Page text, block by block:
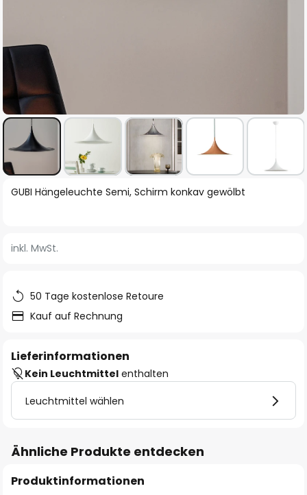
Zum
springen
GUBI Hängeleuchte Semi, Schirm konkav gewölbt
inkl. MwSt.
50 Tage kostenlose Retoure
Kauf auf Rechnung
Lieferinformationen
Kein Leuchtmittel enthalten
Leuchtmittel wählen
Ähnliche Produkte entdecken
Produktinformationen